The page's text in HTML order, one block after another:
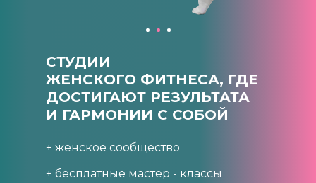
СТУДИИ
ЖЕНСКОГО ФИТНЕСА, ГДЕ
ДОСТИГАЮТ РЕЗУЛЬТАТА
И ГАРМОНИИ С СОБОЙ
+ женское сообщество
+ бесплатные мастер - классы